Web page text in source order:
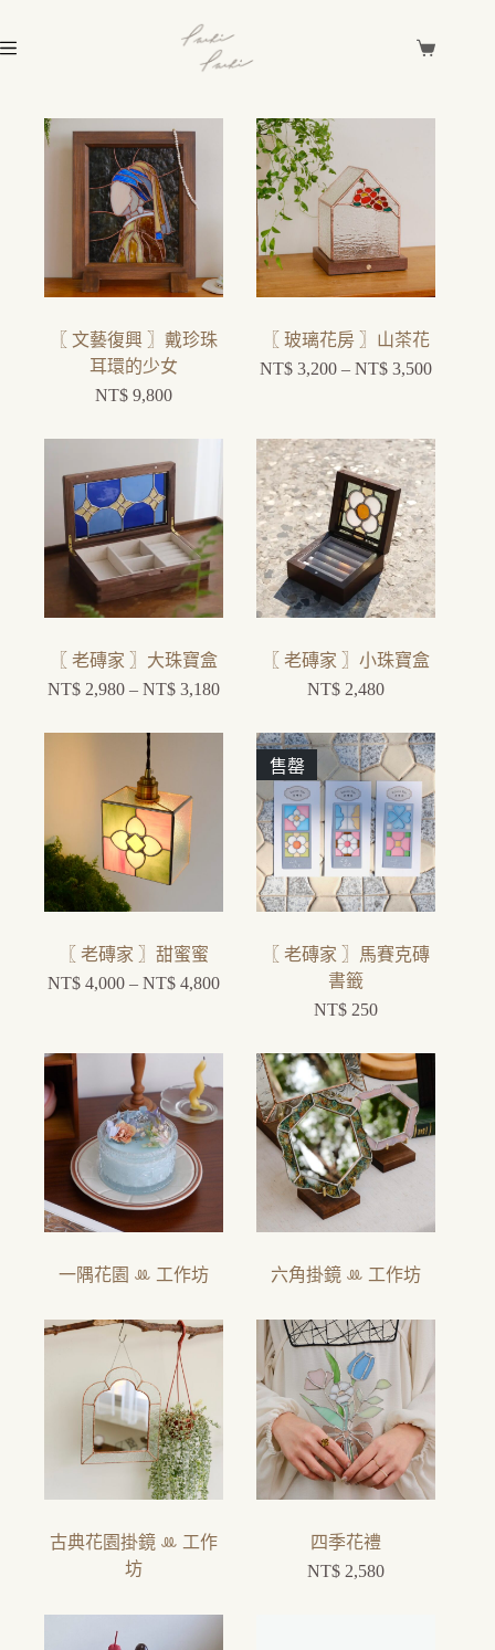
〖 文藝復興 〗戴珍珠
耳環的少女
NT$ 9,800
〖 玻璃花房 〗山茶花
NT$ 3,200 – NT$ 3,500
〖 老磚家 〗大珠寶盒
NT$ 2,980 – NT$ 3,180
〖 老磚家 〗小珠寶盒
NT$ 2,480
〖 老磚家 〗甜蜜蜜
NT$ 4,000 – NT$ 4,800
售罄
〖 老磚家 〗馬賽克磚
書籤
NT$ 250
一隅花園 ꔛ 工作坊 六角掛鏡 ꔛ 工作坊
古典花園掛鏡 ꔛ 工作
坊
四季花禮
NT$ 2,580